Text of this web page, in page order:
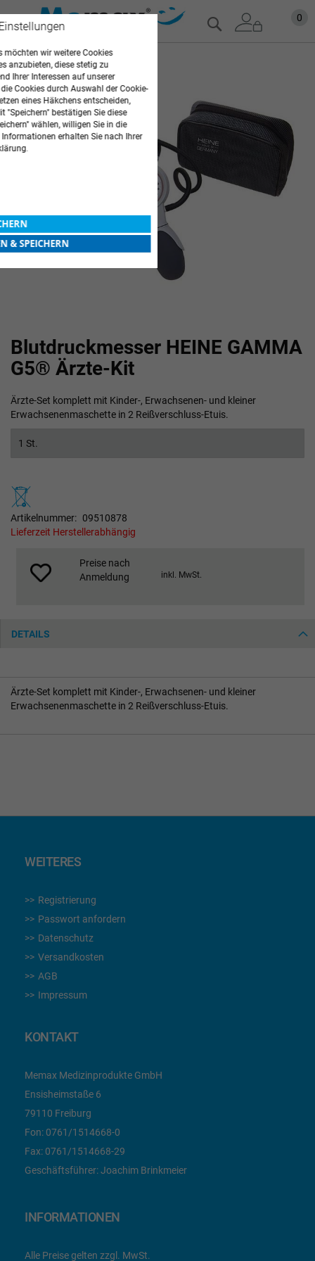
Zum
Inhalt
0
Suche
Blutdruckmesser HEINE GAMMA
G5® Ärzte-Kit
Ärzte-Set komplett mit Kinder-, Erwachsenen- und kleiner
Erwachsenenmaschette in 2 Reißverschluss-Etuis.
1 St.
Artikelnummer
09510878
Lieferzeit Herstellerabhängig
Preise nach
Anmeldung
inkl. MwSt.
Zum
Ende
der
Bildgalerie
springen
Anfang
der
Bildgalerie
DETAILS
Ärzte-Set komplett mit Kinder-, Erwachsenen- und kleiner
Erwachsenenmaschette in 2 Reißverschluss-Etuis.
WEITERES
Registrierung
Passwort anfordern
Datenschutz
Versandkosten
AGB
Impressum
KONTAKT
Memax Medizinprodukte GmbH
Ensisheimstaße 6
79110 Freiburg
Fon: 0761/1514668-0
Fax: 0761/1514668-29
Geschäftsführer: Joachim Brinkmeier
INFORMATIONEN
Alle Preise gelten zzgl. MwSt.
möchten wir weitere Cookies
anzubieten, diese stetig zu
Ihrer Interessen auf unserer
Cookies durch Auswahl der Cookie-
eines Häkchens entscheiden,
"Speichern" bestätigen Sie diese
wählen, willigen Sie in die
erhalten Sie nach Ihrer
& SPEICHERN